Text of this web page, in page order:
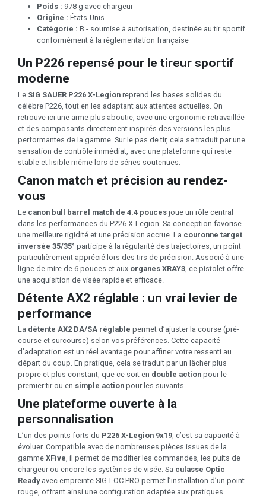
Poids : 978 g avec chargeur
Origine : États-Unis
Catégorie : B - soumise à autorisation, destinée au tir sportif
conformément à la réglementation française
Un P226 repensé pour le tireur sportif
moderne
Le SIG SAUER P226 X-Legion reprend les bases solides du
célèbre P226, tout en les adaptant aux attentes actuelles. On
retrouve ici une arme plus aboutie, avec une ergonomie retravaillée
et des composants directement inspirés des versions les plus
performantes de la gamme. Sur le pas de tir, cela se traduit par une
sensation de contrôle immédiat, avec une plateforme qui reste
stable et lisible même lors de séries soutenues.
Canon match et précision au rendez-
vous
Le canon bull barrel match de 4.4 pouces joue un rôle central
dans les performances du P226 X-Legion. Sa conception favorise
une meilleure rigidité et une précision accrue. La couronne target
inversée 35/35° participe à la régularité des trajectoires, un point
particulièrement apprécié lors des tirs de précision. Associé à une
ligne de mire de 6 pouces et aux organes XRAY3 , ce pistolet offre
une acquisition de visée rapide et efficace.
Détente AX2 réglable : un vrai levier de
performance
La détente AX2 DA/SA réglable permet d’ajuster la course (pré-
course et surcourse) selon vos préférences. Cette capacité
d’adaptation est un réel avantage pour affiner votre ressenti au
départ du coup. En pratique, cela se traduit par un lâcher plus
propre et plus constant, que ce soit en double action pour le
premier tir ou en simple action pour les suivants.
Une plateforme ouverte à la
personnalisation
L’un des points forts du P226 X-Legion 9x19, c’est sa capacité à
évoluer. Compatible avec de nombreuses pièces issues de la
gamme XFive, il permet de modifier les commandes, les puits de
chargeur ou encore les systèmes de visée. Sa culasse Optic
Readyavec empreinte SIG-LOC PRO permet l’installation d’un point
rouge, offrant ainsi une configuration adaptée aux pratiques